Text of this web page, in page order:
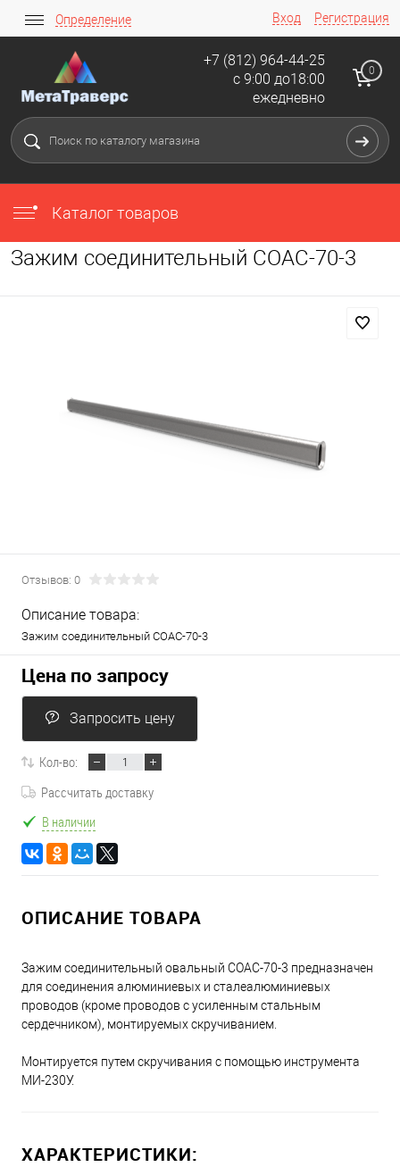
Вход Регистрация
Определение
+7 (812) 964-44-25
с 9:00 до18:00
ежедневно
0
Каталог товаров
Зажим соединительный СОАС-70-3
Отзывов: 0
Описание товара:
Зажим соединительный СОАС-70-3
Цена по запросу
Запросить цену
Кол-во:
Рассчитать доставку
В наличии
ОПИСАНИЕ ТОВАРА
Зажим соединительный овальный СОАС-70-3 предназначен
для соединения алюминиевых и сталеалюминиевых
проводов (кроме проводов с усиленным стальным
сердечником), монтируемых скручиванием.
Монтируется путем скручивания с помощью инструмента
МИ-230У.
ХАРАКТЕРИСТИКИ: